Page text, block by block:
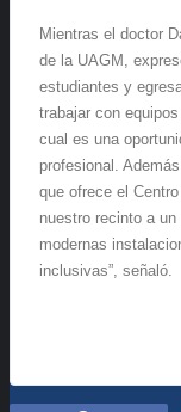
Mientras el doctor
de la UAGM,
estudiantes y
trabajar con
cual es una
profesional.
que ofrece el
nuestro recinto a
modernas
inclusivas”, señaló.